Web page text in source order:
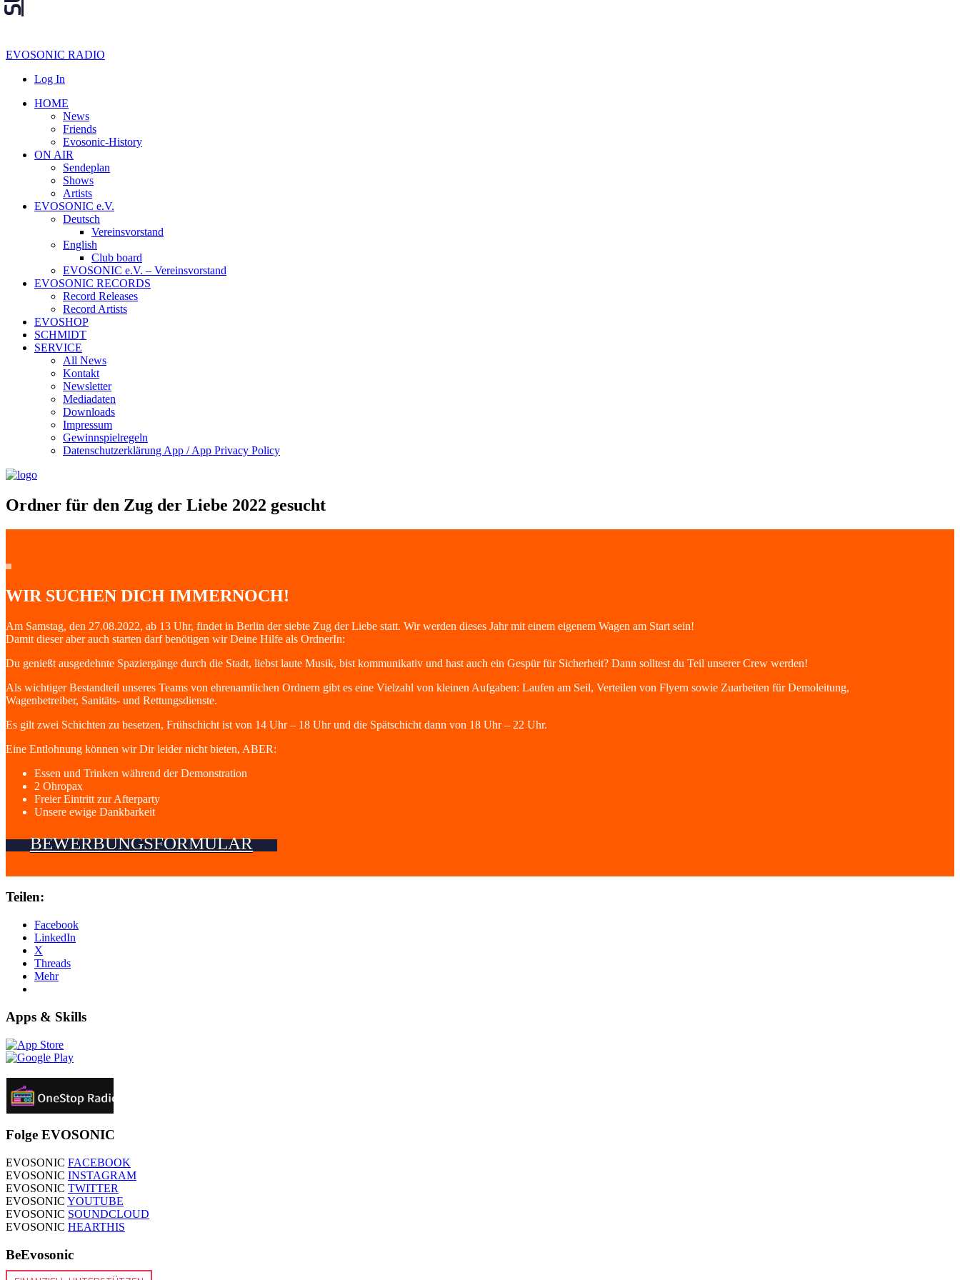
EVOSONIC RADIO
Log In
HOME
News
Friends
Evosonic-History
ON AIR
Sendeplan
Shows
Artists
EVOSONIC e.V.
Deutsch
Vereinsvorstand
English
Club board
EVOSONIC e.V. ‒ Vereinsvorstand
EVOSONIC RECORDS
Record Releases
Record Artists
EVOSHOP
SCHMIDT
SERVICE
All News
Kontakt
Newsletter
Mediadaten
Downloads
Impressum
Gewinnspielregeln
Datenschutzerklärung App / App Privacy Policy
Ordner für den Zug der Liebe 2022 gesucht
WIR SUCHEN DICH IMMERNOCH!
Am Samstag, den 27.08.2022, ab 13 Uhr, findet in Berlin der siebte Zug der Liebe statt. Wir werden dieses Jahr mit einem eigenem Wagen am Start sein!
Damit dieser aber auch starten darf benötigen wir Deine Hilfe als OrdnerIn:
Du genießt ausgedehnte Spaziergänge durch die Stadt, liebst laute Musik, bist kommunikativ und hast auch ein Gespür für Sicherheit? Dann solltest du Teil unserer Crew werden!
Als wichtiger Bestandteil unseres Teams von ehrenamtlichen Ordnern gibt es eine Vielzahl von kleinen Aufgaben: Laufen am Seil, Verteilen von Flyern sowie Zuarbeiten für Demoleitung,
Wagenbetreiber, Sanitäts- und Rettungsdienste.
Es gilt zwei Schichten zu besetzen, Frühschicht ist von 14 Uhr – 18 Uhr und die Spätschicht dann von 18 Uhr – 22 Uhr.
Eine Entlohnung können wir Dir leider nicht bieten, ABER:
Essen und Trinken während der Demonstration
2 Ohropax
Freier Eintritt zur Afterparty
Unsere ewige Dankbarkeit
BEWERBUNGSFORMULAR
Teilen:
Facebook
LinkedIn
X
Threads
Mehr
Apps & Skills
Folge EVOSONIC
EVOSONIC FACEBOOK
EVOSONIC INSTAGRAM
EVOSONIC TWITTER
EVOSONIC YOUTUBE
EVOSONIC SOUNDCLOUD
EVOSONIC HEARTHIS
BeEvosonic